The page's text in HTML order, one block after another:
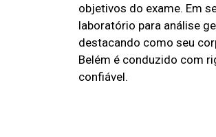
objetivos do exame. Em
laboratório para análise
destacando como seu
Belém é conduzido com
confiável.